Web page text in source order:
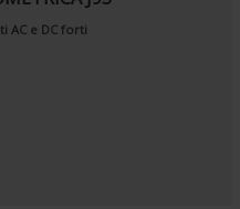
AC e DC forti